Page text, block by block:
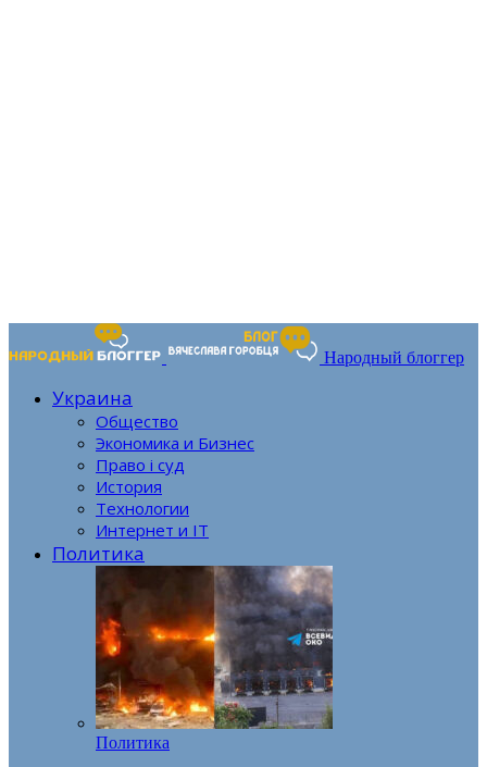
Народный блоггер
Украина
Общество
Экономика и Бизнес
Право і суд
История
Технологии
Интернет и IT
Политика
Политика